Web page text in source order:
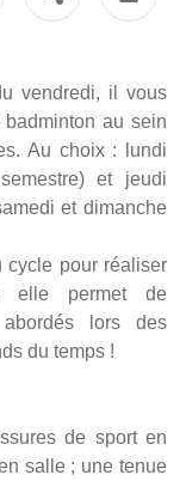
vendredi, il vous
au sein
Au choix : lundi
et jeudi
et dimanche
cycle pour réaliser
elle permet de
lors des
du temps !
de sport en
salle ; une tenue